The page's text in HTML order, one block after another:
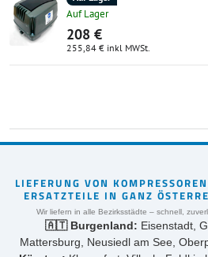
Auf Lager
208 €
255,84 € inkl MWSt.
LIEFERUNG VON
ERSATZTEILE IN GANZ
Wir liefern in alle Bezirksstädte – schnell,
🇦🇹 Burgenland: Eisenstadt,
Mattersburg, Neusiedl am See,